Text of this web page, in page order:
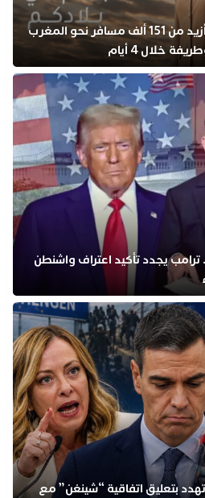
عملية “مرحبا 2026”: عبور أزيد من 151 ألف مسافر نحو المغرب
خلال 4 أيام
ترامب يجدد تأكيد اعتراف واشنطن
بتعليق اتفاقية “شينغن” مع